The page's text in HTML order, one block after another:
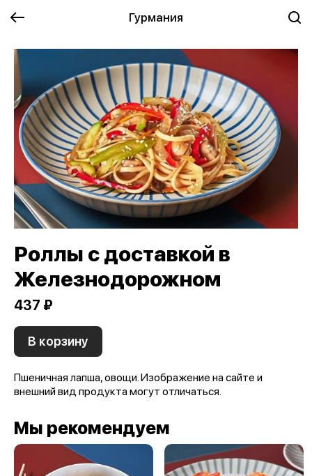
Гурмания
Роллы с доставкой в
Железнодорожном
437 ₽
В корзину
Пшеничная лапша, овощи. Изображение на сайте и
внешний вид продукта могут отличаться.
Мы рекомендуем